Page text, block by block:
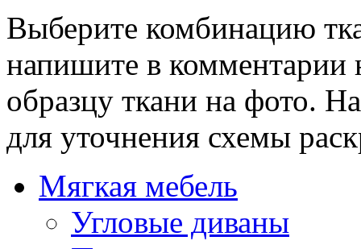
Выберите комбинацию
напишите в комментарии
образцу ткани на фото.
для уточнения схемы
Мягкая мебель
Угловые диваны